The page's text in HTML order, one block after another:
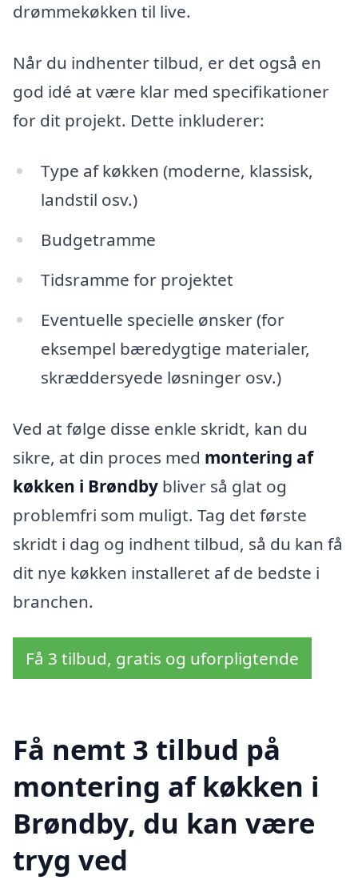
drømmekøkken til live.
Når du indhenter tilbud, er det også en
god idé at være klar med specifikationer
for dit projekt. Dette inkluderer:
Type af køkken (moderne, klassisk,
landstil osv.)
Budgetramme
Tidsramme for projektet
Eventuelle specielle ønsker (for
eksempel bæredygtige materialer,
skræddersyede løsninger osv.)
Ved at følge disse enkle skridt, kan du
sikre, at din proces med montering af
køkken i Brøndby bliver så glat og
problemfri som muligt. Tag det første
skridt i dag og indhent tilbud, så du kan få
dit nye køkken installeret af de bedste i
branchen.
Få 3 tilbud, gratis og uforpligtende
Få nemt 3 tilbud på
montering af køkken i
Brøndby, du kan være
tryg ved